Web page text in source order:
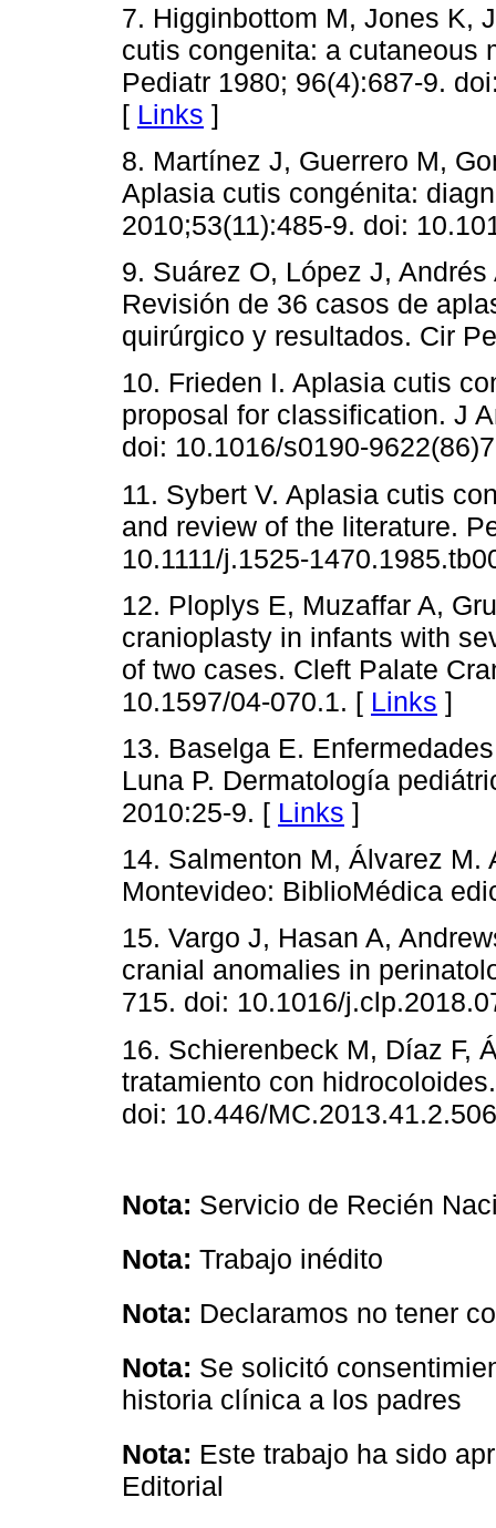
7. Higginbottom M, Jones K,
cutis congenita: a cutaneous
Pediatr 1980; 96(4):687-9.
[ Links ]
8. Martínez J, Guerrero M,
Aplasia cutis congénita:
2010;53(11):485-9. doi:
9. Suárez O, López J,
Revisión de 36 casos de
quirúrgico y resultados. Cir
10. Frieden I. Aplasia cutis
proposal for classification. J
doi: 10.1016/s0190-
11. Sybert V. Aplasia cutis
and review of the literature.
10.1111/j.1525-
12. Ploplys E, Muzaffar A,
cranioplasty in infants with
of two cases. Cleft Palate
10.1597/04-070.1. [ Links ]
13. Baselga E.
Luna P. Dermatología
2010:25-9. [ Links ]
14. Salmenton M, Álvarez
Montevideo: BiblioMédica
15. Vargo J, Hasan A,
cranial anomalies in
715. doi: 10.1016/
16. Schierenbeck M, Díaz F,
tratamiento con
doi: 10.446/
Nota: Servicio de Recién
Nota: Trabajo inédito
Nota: Declaramos no tener
Nota: Se solicitó
historia clínica a los padres
Nota: Este trabajo ha sido
Editorial